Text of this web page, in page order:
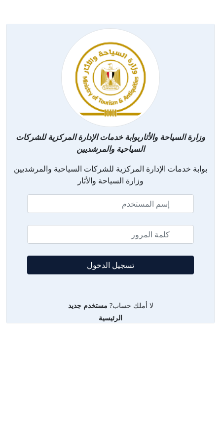
وزارة السياحة والأثاربوابة خدمات الإدارة المركزية للشركات
السياحية والمرشديين
بوابة خدمات الإدارة المركزية للشركات السياحية والمرشديين
وزارة السياحة والأثار
لا أملك حساب? مستخدم جديد
الرئيسية